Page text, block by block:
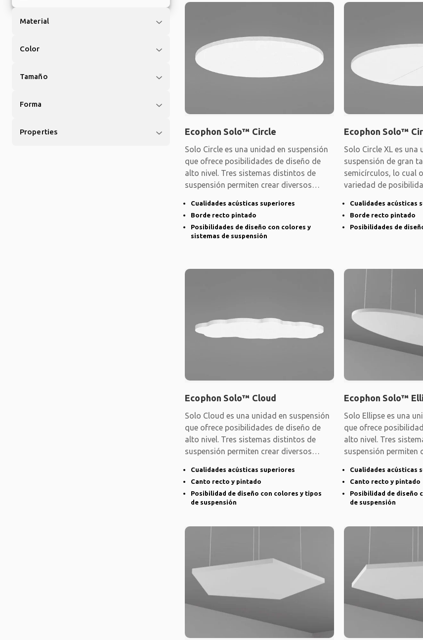
Material
Color
Tamaño
Forma
Properties Ecophon Solo™ Circle
Solo Circle es una unidad en suspensión
que ofrece posibilidades de diseño de
alto nivel. Tres sistemas distintos de
suspensión permiten crear diversos
Cualidades acústicas superiores
Borde recto pintado
Posibilidades de diseño con colores y
sistemas de suspensión
Ecophon Solo™
Solo Circle XL es una
suspensión de gran
semicírculos, lo cual
variedad de
Cualidades acústicas
Borde recto pintado
Posibilidades de
Ecophon Solo™ Cloud
Solo Cloud es una unidad en suspensión
que ofrece posibilidades de diseño de
alto nivel. Tres sistemas distintos de
suspensión permiten crear diversos
Cualidades acústicas superiores
Canto recto y pintado
Posibilidad de diseño con colores y tipos
de suspensión
Ecophon Solo™
Solo Ellipse es una
que ofrece
alto nivel. Tres
suspensión permiten
Cualidades acústicas
Canto recto y pintado
Posibilidad de diseño
de suspensión